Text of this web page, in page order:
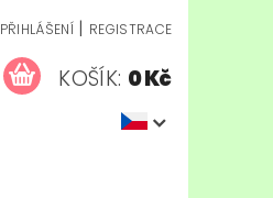
PŘIHLÁŠENÍ | REGISTRACE
KOŠÍK: 0 Kč